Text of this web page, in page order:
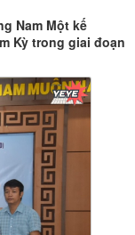
Nam Một kế
Kỳ trong giai đoạn